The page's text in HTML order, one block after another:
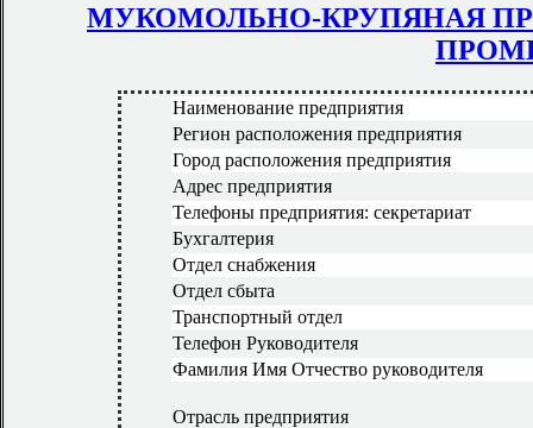
МУКОМОЛЬНО-КРУПЯНАЯ
Наименование предприятия
Регион расположения предприятия
Город расположения предприятия
Адрес предприятия
Телефоны предприятия: секретариат
Бухгалтерия
Отдел снабжения
Отдел сбыта
Транспортный отдел
Телефон Руководителя
Фамилия Имя Отчество руководителя
Отрасль предприятия